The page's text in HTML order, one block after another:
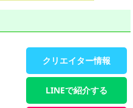
クリエイター情報
LINEで紹介する